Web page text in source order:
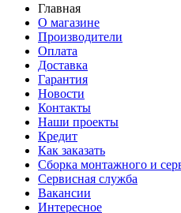
Главная
О магазине
Производители
Оплата
Доставка
Гарантия
Новости
Контакты
Наши проекты
Кредит
Как заказать
Сборка монтажного и
Сервисная служба
Вакансии
Интересное